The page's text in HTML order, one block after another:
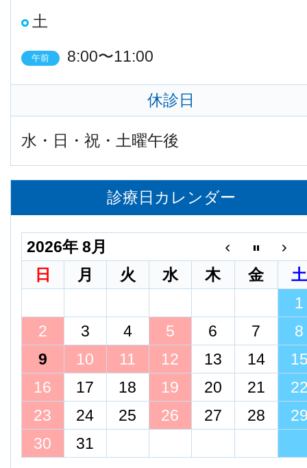
土
午前 8:00〜11:00
休診日
水・日・祝・土曜午後
診療日カレンダー
2026年 8月
日
月 火 水 木 金
土
1
2
3 4 5 6 7
8
9
10 11 12 13 14
16
17 18 19 20 21
23
24 25 26 27 28
30
31